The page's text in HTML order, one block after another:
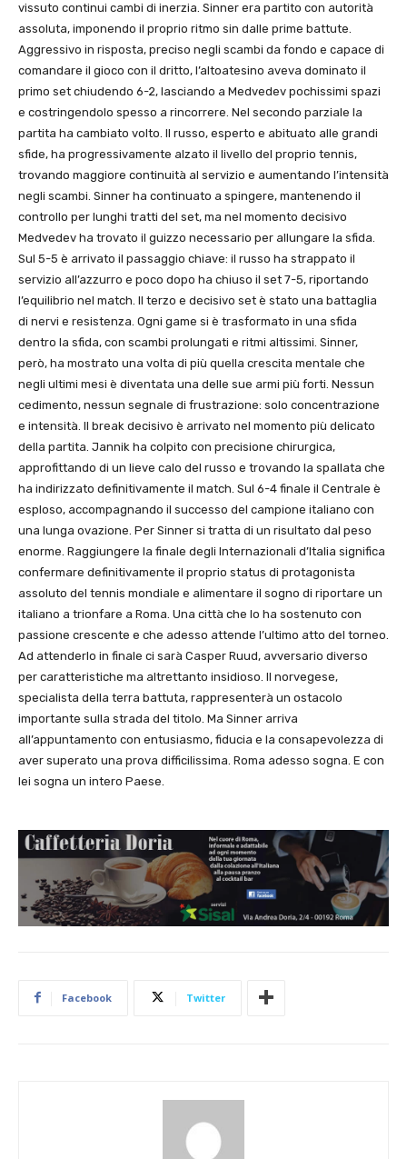
vissuto continui cambi di inerzia. Sinner era partito con autorità
assoluta, imponendo il proprio ritmo sin dalle prime battute.
Aggressivo in risposta, preciso negli scambi da fondo e capace di
comandare il gioco con il dritto, l’altoatesino aveva dominato il
primo set chiudendo 6-2, lasciando a Medvedev pochissimi spazi
e costringendolo spesso a rincorrere. Nel secondo parziale la
partita ha cambiato volto. Il russo, esperto e abituato alle grandi
sfide, ha progressivamente alzato il livello del proprio tennis,
trovando maggiore continuità al servizio e aumentando l’intensità
negli scambi. Sinner ha continuato a spingere, mantenendo il
controllo per lunghi tratti del set, ma nel momento decisivo
Medvedev ha trovato il guizzo necessario per allungare la sfida.
Sul 5-5 è arrivato il passaggio chiave: il russo ha strappato il
servizio all’azzurro e poco dopo ha chiuso il set 7-5, riportando
l’equilibrio nel match. Il terzo e decisivo set è stato una battaglia
di nervi e resistenza. Ogni game si è trasformato in una sfida
dentro la sfida, con scambi prolungati e ritmi altissimi. Sinner,
però, ha mostrato una volta di più quella crescita mentale che
negli ultimi mesi è diventata una delle sue armi più forti. Nessun
cedimento, nessun segnale di frustrazione: solo concentrazione
e intensità. Il break decisivo è arrivato nel momento più delicato
della partita. Jannik ha colpito con precisione chirurgica,
approfittando di un lieve calo del russo e trovando la spallata che
ha indirizzato definitivamente il match. Sul 6-4 finale il Centrale è
esploso, accompagnando il successo del campione italiano con
una lunga ovazione. Per Sinner si tratta di un risultato dal peso
enorme. Raggiungere la finale degli Internazionali d’Italia significa
confermare definitivamente il proprio status di protagonista
assoluto del tennis mondiale e alimentare il sogno di riportare un
italiano a trionfare a Roma. Una città che lo ha sostenuto con
passione crescente e che adesso attende l’ultimo atto del torneo.
Ad attenderlo in finale ci sarà Casper Ruud, avversario diverso
per caratteristiche ma altrettanto insidioso. Il norvegese,
specialista della terra battuta, rappresenterà un ostacolo
importante sulla strada del titolo. Ma Sinner arriva
all’appuntamento con entusiasmo, fiducia e la consapevolezza di
aver superato una prova difficilissima. Roma adesso sogna. E con
lei sogna un intero Paese.
Facebook Twitter